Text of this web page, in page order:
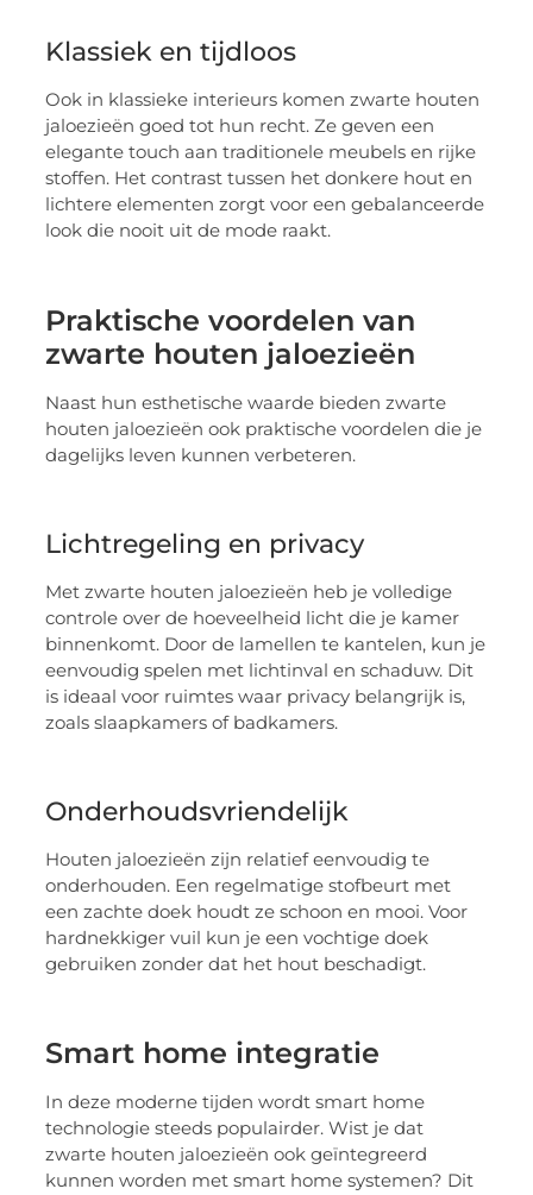
Klassiek en tijdloos
Ook in klassieke interieurs komen zwarte houten
jaloezieën goed tot hun recht. Ze geven een
elegante touch aan traditionele meubels en rijke
stoffen. Het contrast tussen het donkere hout en
lichtere elementen zorgt voor een gebalanceerde
look die nooit uit de mode raakt.
Praktische voordelen van
zwarte houten jaloezieën
Naast hun esthetische waarde bieden zwarte
houten jaloezieën ook praktische voordelen die je
dagelijks leven kunnen verbeteren.
Lichtregeling en privacy
Met zwarte houten jaloezieën heb je volledige
controle over de hoeveelheid licht die je kamer
binnenkomt. Door de lamellen te kantelen, kun je
eenvoudig spelen met lichtinval en schaduw. Dit
is ideaal voor ruimtes waar privacy belangrijk is,
zoals slaapkamers of badkamers.
Onderhoudsvriendelijk
Houten jaloezieën zijn relatief eenvoudig te
onderhouden. Een regelmatige stofbeurt met
een zachte doek houdt ze schoon en mooi. Voor
hardnekkiger vuil kun je een vochtige doek
gebruiken zonder dat het hout beschadigt.
Smart home integratie
In deze moderne tijden wordt smart home
technologie steeds populairder. Wist je dat
zwarte houten jaloezieën ook geïntegreerd
kunnen worden met smart home systemen? Dit